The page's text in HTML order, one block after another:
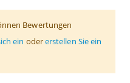
Bewertungen
ein odererstellen Sie ein